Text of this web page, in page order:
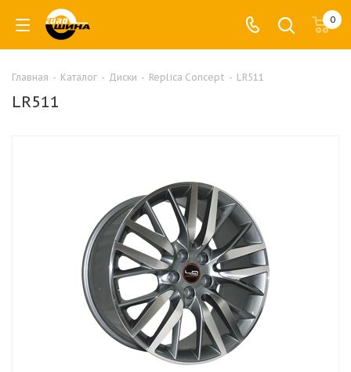
0
Главная - Каталог - Диски - Replica Concept - LR511
LR511